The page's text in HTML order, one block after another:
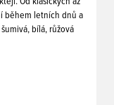
během letních dnů a
bílá, růžová